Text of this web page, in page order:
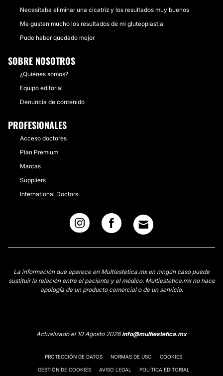
Necesitaba eliminar una cicatriz y los resultados muy buenos
Me gustan mucho los resultados de mi gluteoplastia
Pude haber quedado mejor
SOBRE NOSOTROS
¿Quiénes somos?
Equipo editorial
Denuncia de contenido
PROFESIONALES
Acceso doctores
Plan Premium
Marcas
Suppliers
International Doctors
La información que aparece en Multiestetica.mx en ningún caso puede
sustituir la relación entre el paciente y el médico. Multiestetica.mx no hace
apología de un producto comercial o de un servicio.
Actualizado el 10 Agosto 2026info@multiestetica.mx
PROTECCIÓN DE DATOS NORMAS DE USO COOKIES
GESTIÓN DE COOKIES AVISO LEGAL POLÍTICA EDITORIAL